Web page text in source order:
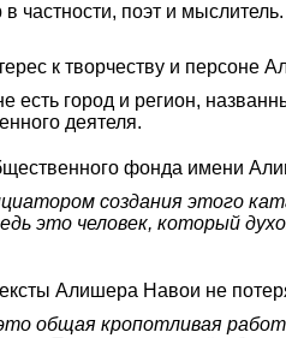
поэт и
к творчеству и
есть город и регион,
деятеля.
фонда имени
создания этого
это человек, который
Алишера Навои не
общая кропотливая